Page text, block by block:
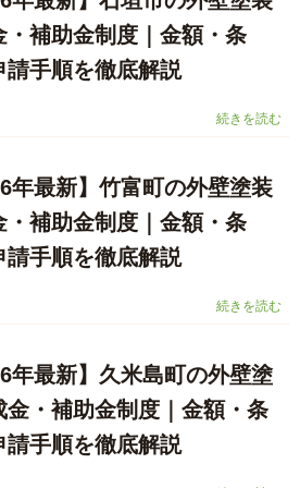
・補助金制度｜金額・条
請手順を徹底解説
続きを読む
年最新】竹富町の外壁塗装
・補助金制度｜金額・条
請手順を徹底解説
続きを読む
年最新】久米島町の外壁塗
金・補助金制度｜金額・条
請手順を徹底解説